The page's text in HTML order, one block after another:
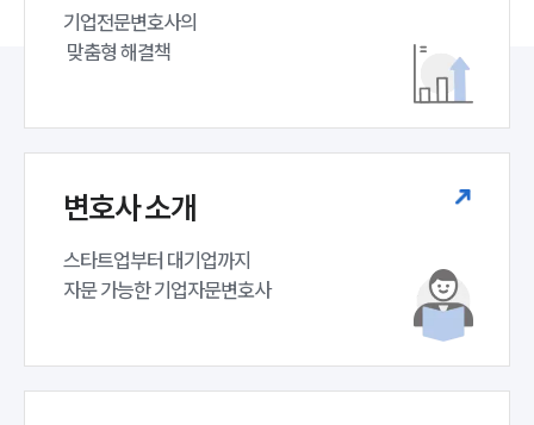
기업전문변호사의
맞춤형 해결책
변호사 소개
스타트업부터 대기업까지
자문 가능한 기업자문변호사